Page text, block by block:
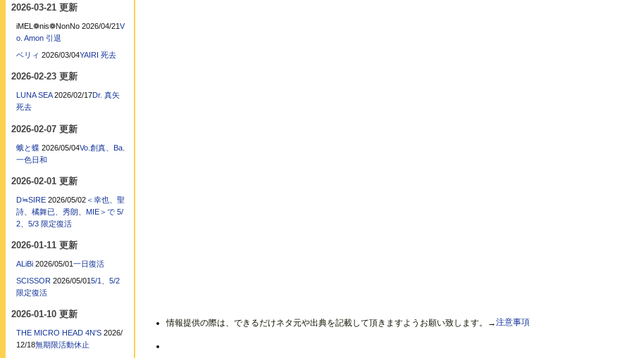
情報提供の際は、できるだけネタ元や出典を記載して頂きますようお願い致します。→注意事項
2026-03-21 更新
iMEL❁nis❁NonNo 2026/04/21 V
o. Amon 引退
ベリィ 2026/03/04YAIRI 死去
2026-02-23 更新
LUNA SEA 2026/02/17Dr. 真矢
死去
2026-02-07 更新
蛾と蝶 2026/05/04Vo.創真、Ba.
一色日和
2026-02-01 更新
D≒SIRE 2026/05/02＜幸也、聖
詩、橘舞已、秀朗、MIE＞で 5/
2、5/3 限定復活
2026-01-11 更新
ALiBi 2026/05/01一日復活
SCISSOR 2026/05/015/1、5/2
限定復活
2026-01-10 更新
THE MICRO HEAD 4N'S 2026/
12/18無期限活動休止